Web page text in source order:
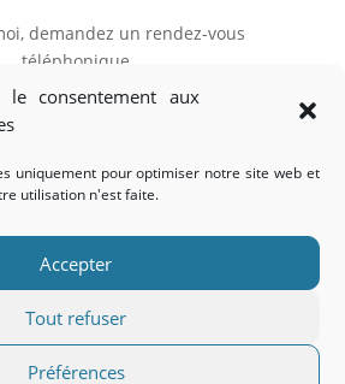
le consentement aux
uniquement pour optimiser notre site web et
utilisation n'est faite.
Accepter
Tout refuser
Préférences
demandez un rendez-vous
téléphonique
(EU)
Fabre We support